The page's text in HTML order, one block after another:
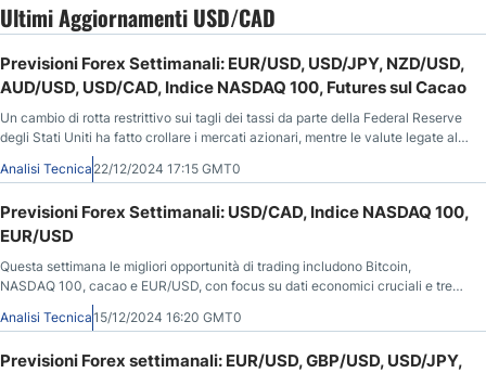
Ultimi Aggiornamenti USD/CAD
Previsioni Forex Settimanali: EUR/USD, USD/JPY, NZD/USD,
AUD/USD, USD/CAD, Indice NASDAQ 100, Futures sul Cacao
Un cambio di rotta restrittivo sui tagli dei tassi da parte della Federal Reserve
degli Stati Uniti ha fatto crollare i mercati azionari, mentre le valute legate alle
materie prime hanno subito un forte impatto nel mercato Forex.
Analisi Tecnica 22/12/2024 17:15 GMT0
Previsioni Forex Settimanali: USD/CAD, Indice NASDAQ 100,
EUR/USD
Questa settimana le migliori opportunità di trading includono Bitcoin,
NASDAQ 100, cacao e EUR/USD, con focus su dati economici cruciali e trend
Analisi Tecnica15/12/2024 16:20 GMT0
Previsioni Forex settimanali: EUR/USD, GBP/USD, USD/JPY,